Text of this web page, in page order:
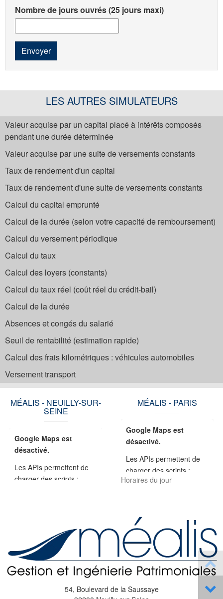
Nombre de jours ouvrés (25 jours maxi)
Envoyer
LES AUTRES SIMULATEURS
Valeur acquise par un capital placé à intérêts composés
pendant une durée déterminée
Valeur acquise par une suite de versements constants
Taux de rendement d'un capital
Taux de rendement d'une suite de versements constants
Calcul du capital emprunté
Calcul de la durée (selon votre capacité de remboursement)
Calcul du versement périodique
Calcul du taux
Calcul des loyers (constants)
Calcul du taux réel (coût réel du crédit-bail)
Calcul de la durée
Absences et congés du salarié
Seuil de rentabilité (estimation rapide)
Calcul des frais kilométriques : véhicules automobiles
Versement transport
MÉALIS - NEUILLY-SUR-
SEINE
Google Maps est
désactivé.
Les APIs permettent de
charger des scripts :
tiers, vous acceptez le
dépôt et la lecture de
cookies et l'utilisation de
technologies de suivi
fonctionnement.
MÉALIS - PARIS
Google Maps est
désactivé.
Les APIs permettent de
charger des scripts :
géolocalisation, moteurs
En autorisant ces services
tiers, vous acceptez le
dépôt et la lecture de
cookies et l'utilisation de
technologies de suivi
nécessaires à leur bon
fonctionnement.
Horaires du jour
54, Boulevard de la Saussaye
Next